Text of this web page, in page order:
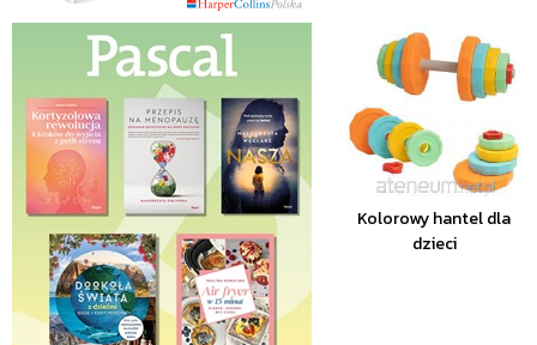
Kolorowy hantel dla
dzieci